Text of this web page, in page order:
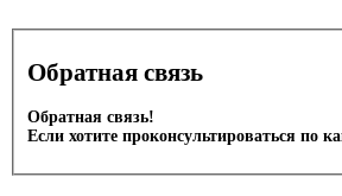
Обратная связь
Обратная связь!
Если хотите проконсультироваться по